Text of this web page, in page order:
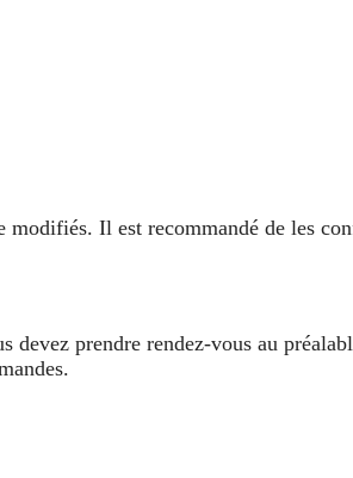
Il est recommandé de les
devez prendre rendez-vous au